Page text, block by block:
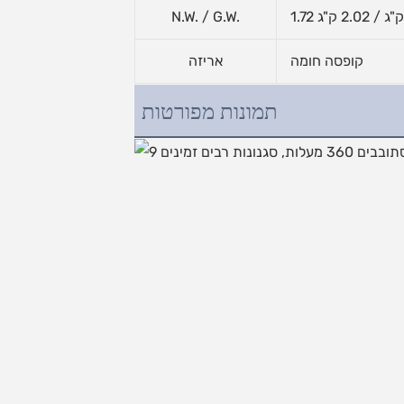
N.W. / G.W. 1.72 ק"ג / 2.02 ק"ג
אריזה קופסה חומה
תמונות מפורטות